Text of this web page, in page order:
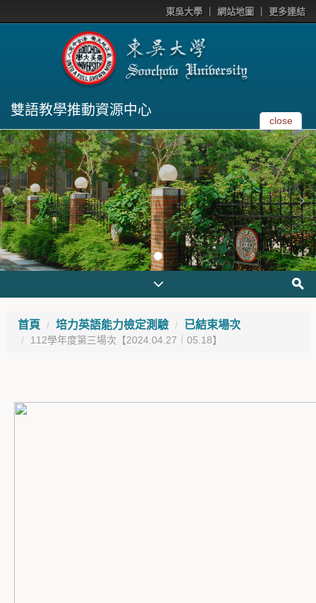
東吳大學 網站地圖 更多連結
雙語教學推動資源中心
close
首頁 培力英語能力檢定測驗 已結束場次
112學年度第三場次【2024.04.27｜05.18】